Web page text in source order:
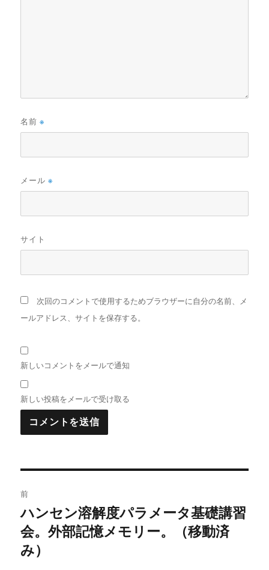
名前※
メール※
サイト
次回のコメントで使用するためブラウザーに自分の名前、メ
ールアドレス、サイトを保存する。
新しいコメントをメールで通知
新しい投稿をメールで受け取る
稿
ナ
ビ
前
前
の
投
ハンセン溶解度パラメータ基礎講習
会。外部記憶メモリー。（移動済
み）